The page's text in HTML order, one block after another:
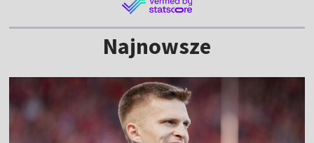
Najnowsze